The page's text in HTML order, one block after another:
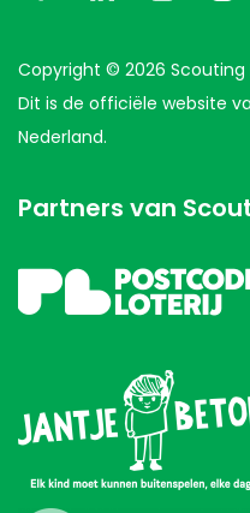
Copyright © 2026 Scouting
Dit is de officiële website
Nederland.
Partners van